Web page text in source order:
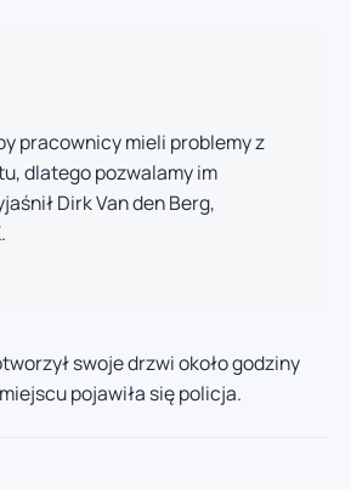
pracownicy mieli problemy z
dlatego pozwalamy im
Dirk Van den Berg,
swoje drzwi około godziny
pojawiła się policja.